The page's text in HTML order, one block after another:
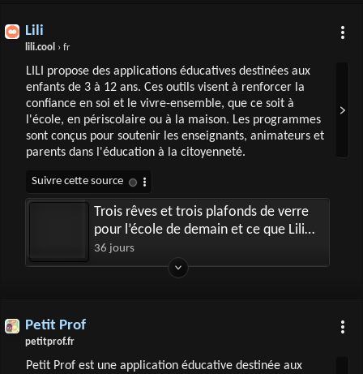
Lili
lili.cool › fr
LILI propose des applications éducatives destinées aux
enfants de 3 à 12 ans. Ces outils visent à renforcer la
confiance en soi et le vivre-ensemble, que ce soit à
l'école, en périscolaire ou à la maison. Les programmes
sont conçus pour soutenir les enseignants, animateurs et
parents dans l'éducation à la citoyenneté.
Trois rêves et trois plafonds de verre
pour l’école de demain et ce que Lili
peut y changer
36 jours
Petit Prof
petitprof.fr
Petit Prof est une application éducative destinée aux